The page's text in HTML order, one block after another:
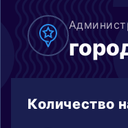
Количество